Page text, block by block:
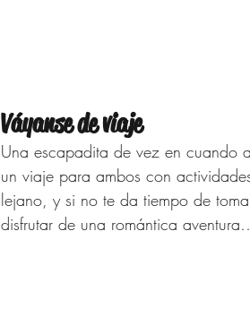
Váyanse de viaje
Una escapadita de vez en cuando
un viaje para ambos con
lejano, y si no te da tiempo de
disfrutar de una romántica